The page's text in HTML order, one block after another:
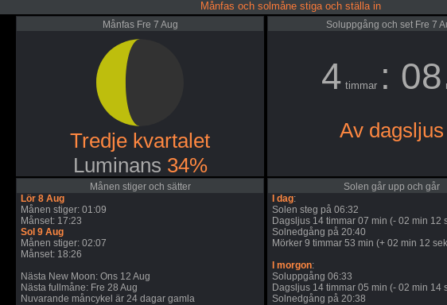
Månfas och solmåne stiga och ställa in
Månfas Fre 7 Aug
Tredje kvartalet
Luminans 34%
Soluppgång och set Fre 7
4 timmar : 08
Av dagsljus
Månen stiger och sätter
Lör 8 Aug
Månen stiger: 01:09
Månset: 17:23
Sol 9 Aug
Månen stiger: 02:07
Månset: 18:26
Nästa New Moon: Ons 12 Aug
Nästa fullmåne: Fre 28 Aug
Nuvarande måncykel är 24 dagar gamla
Solen går upp och går
I dag:
Solen steg på 06:32
Dagsljus 14 timmar 07 min (- 02 min 12
Solnedgång på 20:40
Mörker 9 timmar 53 min (+ 02 min 12
I morgon:
Soluppgång 06:33
Dagsljus 14 timmar 05 min (- 02 min 14
Solnedgång på 20:38